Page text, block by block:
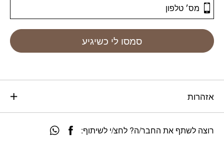
סמסו לי כשיגיע
אזהרות
רוצה לשתף את החבר/ה? לחצ/י לשיתוף: